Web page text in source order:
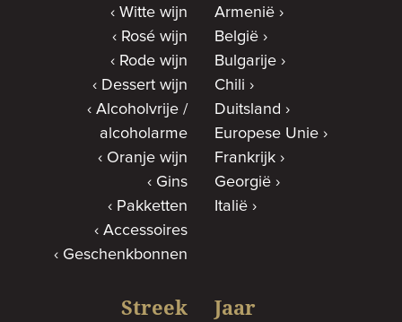
Witte wijn
Rosé wijn
Rode wijn
Dessert wijn
Alcoholvrije /
alcoholarme
Oranje wijn
Gins
Pakketten
Accessoires
Geschenkbonnen
Armenië
België
Bulgarije
Chili
Duitsland
Europese Unie
Frankrijk
Georgië
Italië
Streek Jaar